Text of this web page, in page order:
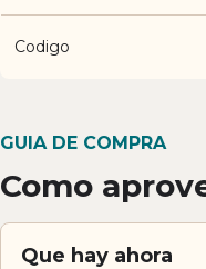
Codigo
GUIA DE COMPRA
Como
Que hay ahora